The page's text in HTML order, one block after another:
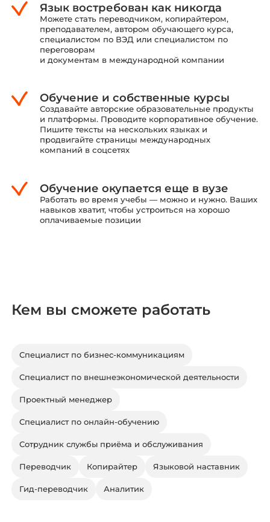
Язык востребован как никогда
Можете стать переводчиком, копирайтером,
преподавателем, автором обучающего курса,
специалистом по ВЭД или специалистом по
переговорам
и документам в международной компании
Обучение и собственные курсы
Создавайте авторские образовательные продукты
и платформы. Проводите корпоративное обучение.
Пишите тексты на нескольких языках и
продвигайте страницы международных
компаний в соцсетях
Обучение окупается еще в вузе
Работать во время учебы — можно и нужно. Ваших
навыков хватит, чтобы устроиться на хорошо
оплачиваемые позиции
Кем вы сможете работать
Специалист по бизнес-коммуникациям
Специалист по внешнеэкономической деятельности
Проектный менеджер
Специалист по онлайн-обучению
Сотрудник службы приёма и обслуживания
Переводчик Копирайтер Языковой наставник
Гид-переводчик Аналитик